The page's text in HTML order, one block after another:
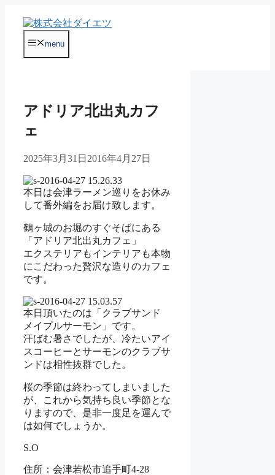
menu
アドリア北出丸カフ
ェ
2025年3月31日 2016年4月27日
本日は会津ラーメン巡りをお休み
して番外編をお届け致します。
鶴ヶ城のお堀のすぐそばにある
「アドリア北出丸カフェ」
エクステリアもインテリアも本物
にこだわった贅沢な造りのカフェ
です。
本日頂いたのは「クラブサンド
メイプルサーモン」です。
汗ばむ暑さでしたが、冷たいアイ
スコーヒーとサーモンのクラブサ
ンドは相性抜群でした。
桜の季節は終わってしまいました
が、これから気持ち良い季節とな
りますので、是非一度足を運んで
は如何でしょうか。
S.O
住所：会津若松市追手町4-28